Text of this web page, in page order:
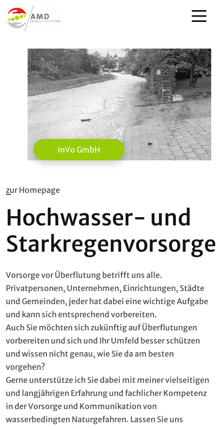
InVo GmbH
zur Homepage
Hochwasser- und
Starkregenvorsorge
Vorsorge vor Überflutung betrifft uns alle.
Privatpersonen, Unternehmen, Einrichtungen, Städte
und Gemeinden, jeder hat dabei eine wichtige Aufgabe
und kann sich entsprechend vorbereiten.
Auch Sie möchten sich zukünftig auf Überflutungen
vorbereiten und sich und Ihr Umfeld besser schützen
und wissen nicht genau, wie Sie da am besten
vorgehen?
Gerne unterstütze ich Sie dabei mit meiner vielseitigen
und langjährigen Erfahrung und fachlicher Kompetenz
in der Vorsorge und Kommunikation von
wasserbedingten Naturgefahren. Lassen Sie uns